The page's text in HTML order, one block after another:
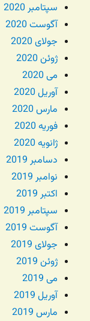
سپتامبر 2020
آگوست 2020
جولای 2020
ژوئن 2020
می 2020
آوریل 2020
مارس 2020
فوریه 2020
ژانویه 2020
دسامبر 2019
نوامبر 2019
اکتبر 2019
سپتامبر 2019
آگوست 2019
جولای 2019
ژوئن 2019
می 2019
آوریل 2019
مارس 2019